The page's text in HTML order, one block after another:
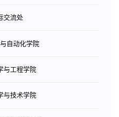
交流处
自动化学院
与工程学院
与技术学院